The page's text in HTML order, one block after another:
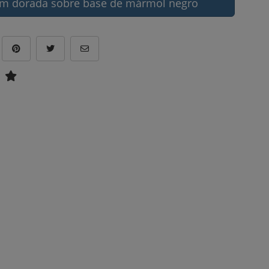
dorada sobre base de mármol negro